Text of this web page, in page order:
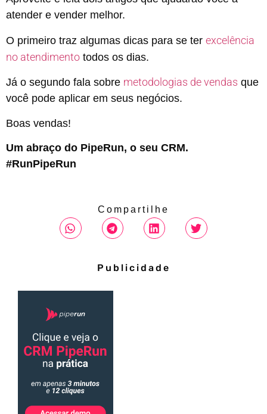
atender e vender melhor.
O primeiro traz algumas dicas para se ter excelência
no atendimento todos os dias.
Já o segundo fala sobre metodologias de vendas que
você pode aplicar em seus negócios.
Boas vendas!
Um abraço do PipeRun, o seu CRM.
#RunPipeRun
Compartilhe
Publicidade